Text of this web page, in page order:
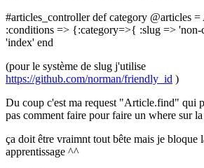
#articles_controller def category @articles
:conditions => {:category=>{ :slug => 'non-
'index' end
(pour le système de slug j'utilise
https://github.com/norman/friendly_id )
Du coup c'est ma request "Article.find" qui
pas comment faire pour faire un where sur
ça doit être vraimnt tout bête mais je bloque
apprentissage ^^